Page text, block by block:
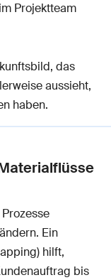
im Projektteam
das
aussieht,
haben.
Ein
hilft,
bis